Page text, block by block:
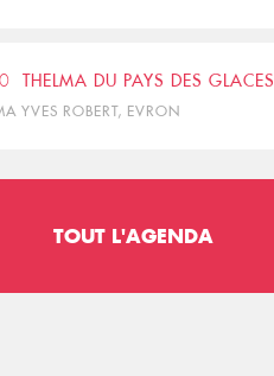
THELMA DU PAYS DES GLACES
YVES ROBERT, EVRON
TOUT L'AGENDA